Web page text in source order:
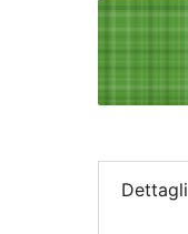
Dettagli